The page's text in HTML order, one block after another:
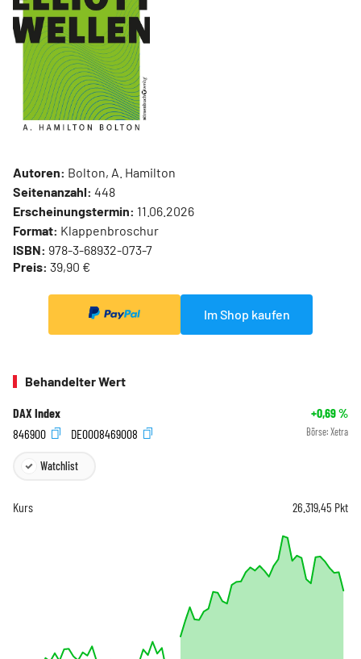
Autoren: Bolton, A. Hamilton
Seitenanzahl: 448
Erscheinungstermin: 11.06.2026
Format: Klappenbroschur
ISBN: 978-3-68932-073-7
Preis: 39,90 €
Im Shop kaufen
Behandelter Wert
DAX Index +0,69%
846900
DE0008469008 Börse: Xetra
Watchlist
Kurs 26.319,45 Pkt